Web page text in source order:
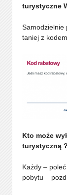
turystyczne
Samodzielnie
taniej z
Kto może
turystyczną ?
Każdy –
pobytu –